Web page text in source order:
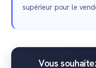
supérieur pour le
Vous